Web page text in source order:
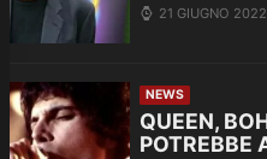
21 GIUGNO 2022
NEWS
QUEEN,
POTREBBE